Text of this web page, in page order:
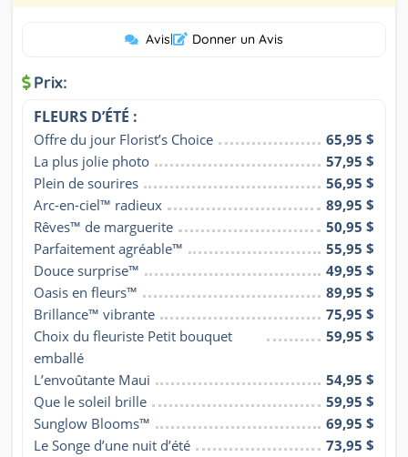
Avis| Donner un Avis
Prix:
FLEURS D’ÉTÉ :
Offre du jour Florist’s Choice
65,95 $
La plus jolie photo
57,95 $
Plein de sourires
56,95 $
Arc-en-ciel™ radieux
89,95 $
Rêves™ de marguerite
50,95 $
Parfaitement agréable™
55,95 $
Douce surprise™
49,95 $
Oasis en fleurs™
89,95 $
Brillance™ vibrante
75,95 $
Choix du fleuriste Petit bouquet
emballé
59,95 $
L’envoûtante Maui
54,95 $
Que le soleil brille
59,95 $
Sunglow Blooms™
69,95 $
Le Songe d’une nuit d’été
73,95 $